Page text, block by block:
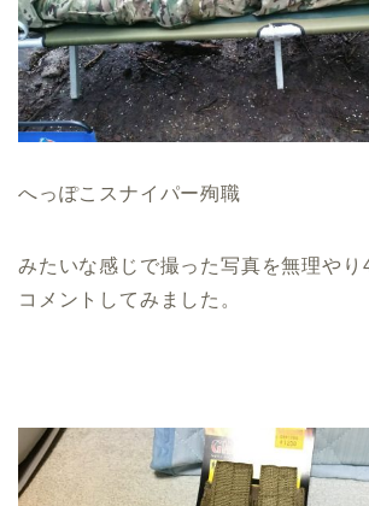
へっぽこスナイパー殉職
みたいな感じで撮った写真を無理やり
コメントしてみました。